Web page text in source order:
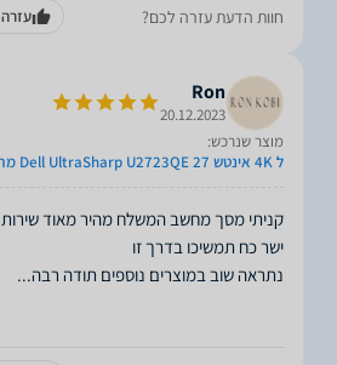
חוות הדעת עזרה לכם? עזרה
Ron
20.12.2023
מוצר שנרכש:
ל 4K אינטש 27 Dell UltraSharp U2723QE מחשב מסך
נתראה שוב במוצרים נוספים תודה רבה...